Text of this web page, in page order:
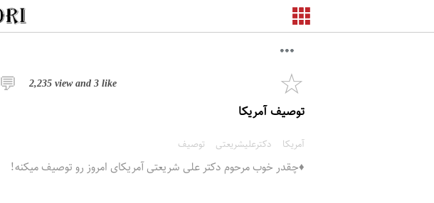
💬 2,235 viewand3 like ☆
توصیف آمریکا
آمریکا دکترعلیشریعتی توصیف
♦️چقدر خوب مرحوم دکتر علی شریعتی آمریکای امروز رو توصیف میکنه!